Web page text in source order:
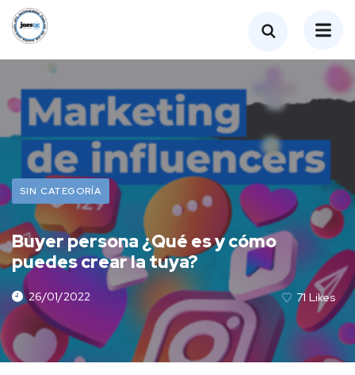
SIN CATEGORÍA
Buyer persona ¿Qué es y cómo
puedes crear la tuya?
26/01/2022 71 Likes